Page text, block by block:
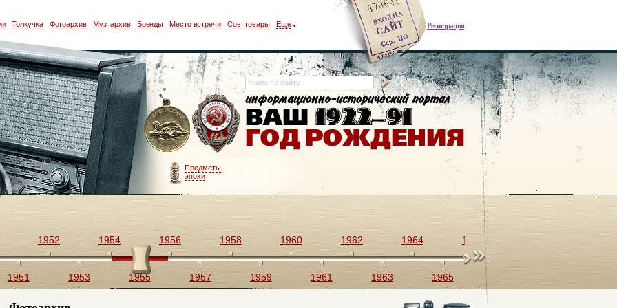
Регистрация
Толкучка Фотоархив Муз. архив Бренды Место встречи Сов. товары Еще
Предметы
эпохи
1951
1952
1953
1954
1955
1956
1957
1958
1959
1960
1961
1962
1963
1964
1965
1966